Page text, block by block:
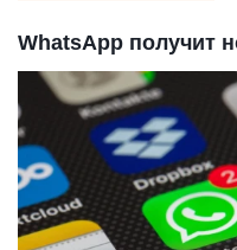
WhatsApp получит